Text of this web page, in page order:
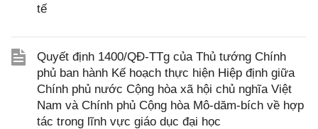
tế
Quyết định 1400/QĐ-TTg của Thủ tướng Chính
phủ ban hành Kế hoạch thực hiện Hiệp định giữa
Chính phủ nước Cộng hòa xã hội chủ nghĩa Việt
Nam và Chính phủ Cộng hòa Mô-dăm-bích về hợp
tác trong lĩnh vực giáo dục đại học